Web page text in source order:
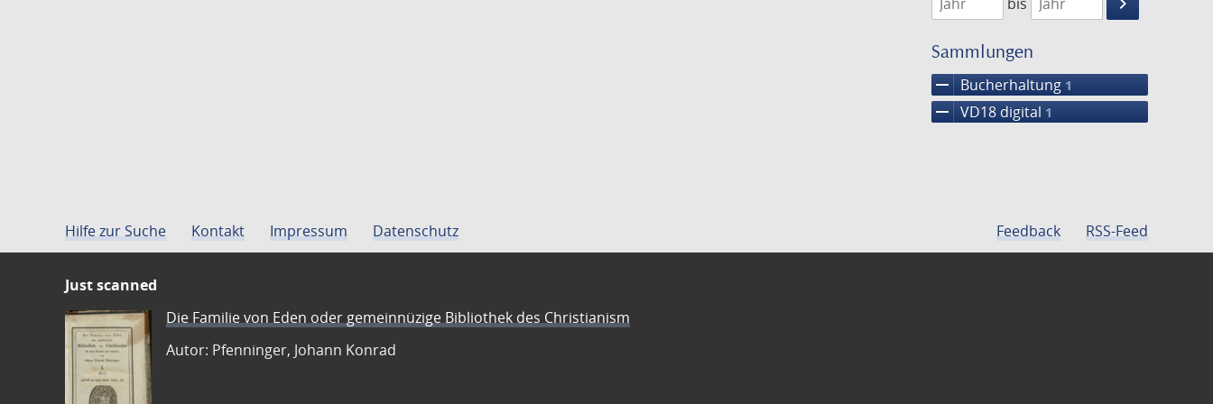
Suche
Sammlungen
remove Bucherhaltung 1
remove VD18 digital 1
Hilfe zur Suche Kontakt Impressum Datenschutz Feedback RSS-Feed
Just scanned
Die Familie von Eden oder gemeinnüzige Bibliothek des Christianism
Autor: Pfenninger, Johann Konrad